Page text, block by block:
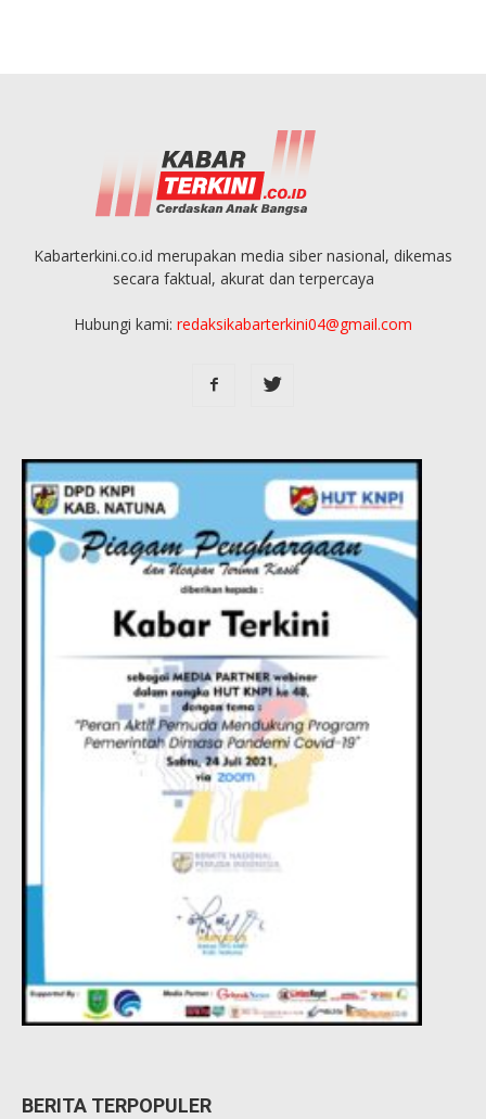
Kabarterkini.co.id merupakan media siber nasional, dikemas
secara faktual, akurat dan terpercaya
Hubungi kami: redaksikabarterkini04@gmail.com
BERITA TERPOPULER